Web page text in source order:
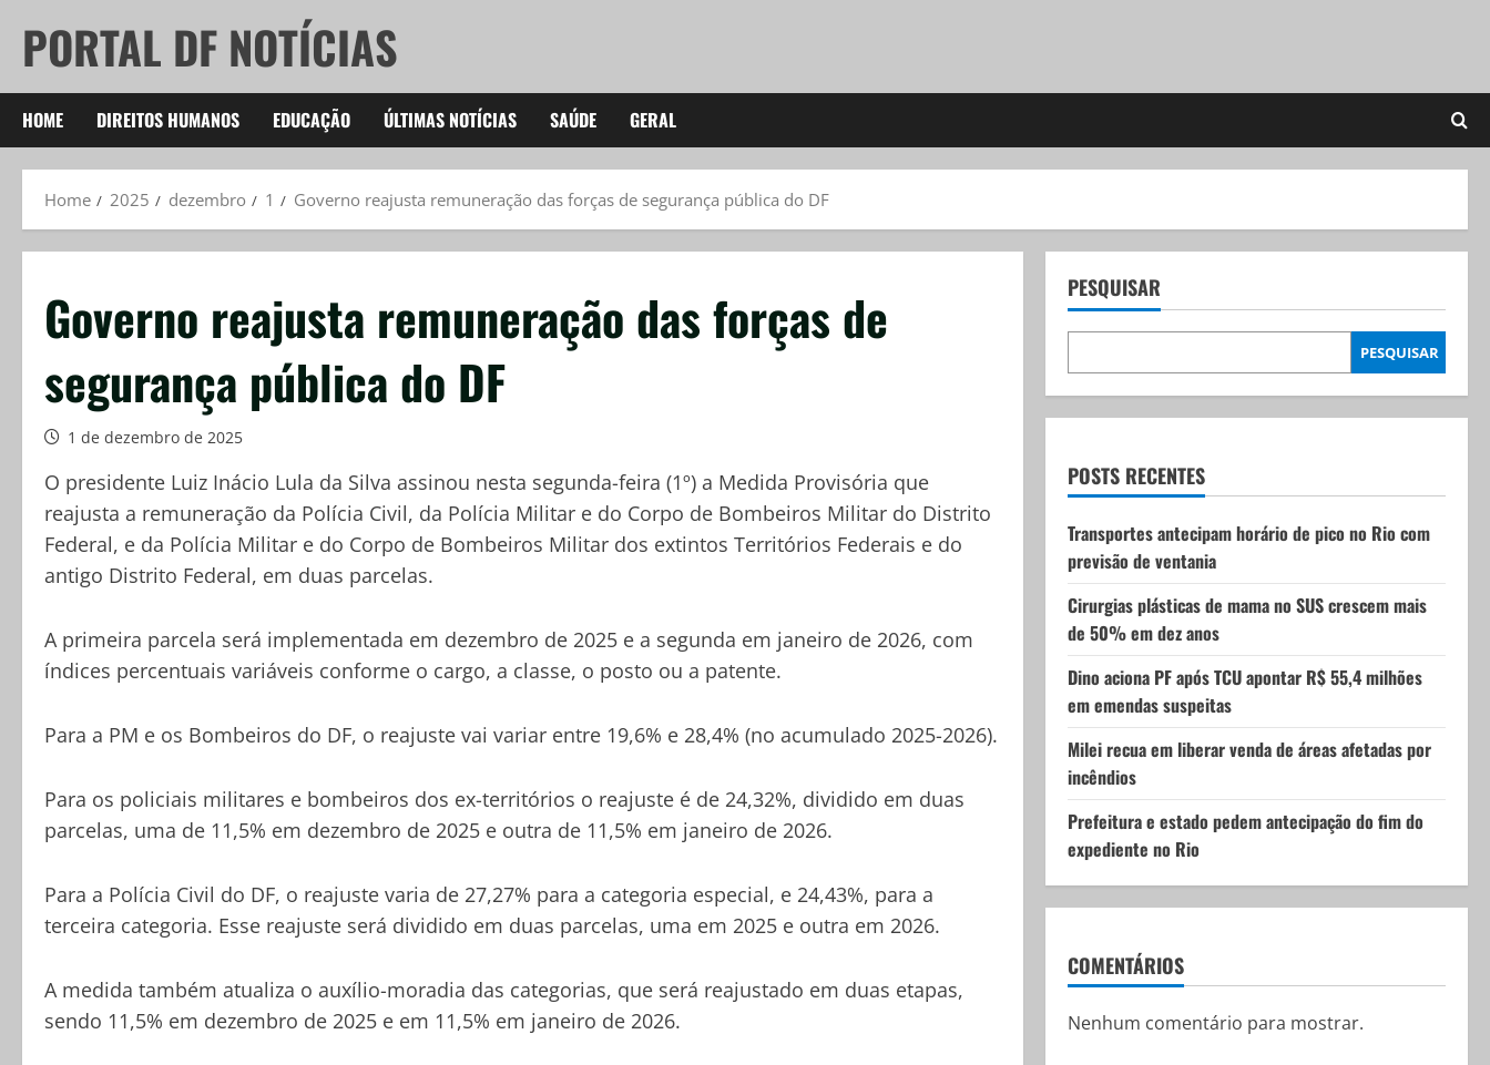
content
PORTAL DF NOTÍCIAS
HOME DIREITOS HUMANOS EDUCAÇÃO ÚLTIMAS NOTÍCIAS SAÚDE GERAL
Home 2025 dezembro 1 Governo reajusta remuneração das forças de segurança pública do DF
Governo reajusta remuneração das forças de
segurança pública do DF
1 de dezembro de 2025
O presidente Luiz Inácio Lula da Silva assinou nesta segunda-feira (1º) a Medida Provisória que
reajusta a remuneração da Polícia Civil, da Polícia Militar e do Corpo de Bombeiros Militar do Distrito
Federal, e da Polícia Militar e do Corpo de Bombeiros Militar dos extintos Territórios Federais e do
antigo Distrito Federal, em duas parcelas.
A primeira parcela será implementada em dezembro de 2025 e a segunda em janeiro de 2026, com
índices percentuais variáveis conforme o cargo, a classe, o posto ou a patente.
Para a PM e os Bombeiros do DF, o reajuste vai variar entre 19,6% e 28,4% (no acumulado 2025-2026).
Para os policiais militares e bombeiros dos ex-territórios o reajuste é de 24,32%, dividido em duas
parcelas, uma de 11,5% em dezembro de 2025 e outra de 11,5% em janeiro de 2026.
Para a Polícia Civil do DF, o reajuste varia de 27,27% para a categoria especial, e 24,43%, para a
terceira categoria. Esse reajuste será dividido em duas parcelas, uma em 2025 e outra em 2026.
A medida também atualiza o auxílio-moradia das categorias, que será reajustado em duas etapas,
sendo 11,5% em dezembro de 2025 e em 11,5% em janeiro de 2026.
PESQUISAR
PESQUISAR
POSTS RECENTES
Transportes antecipam horário de pico no Rio com
previsão de ventania
Cirurgias plásticas de mama no SUS crescem mais
de 50% em dez anos
Dino aciona PF após TCU apontar R$ 55,4 milhões
em emendas suspeitas
Milei recua em liberar venda de áreas afetadas por
incêndios
Prefeitura e estado pedem antecipação do fim do
expediente no Rio
COMENTÁRIOS
Nenhum comentário para mostrar.